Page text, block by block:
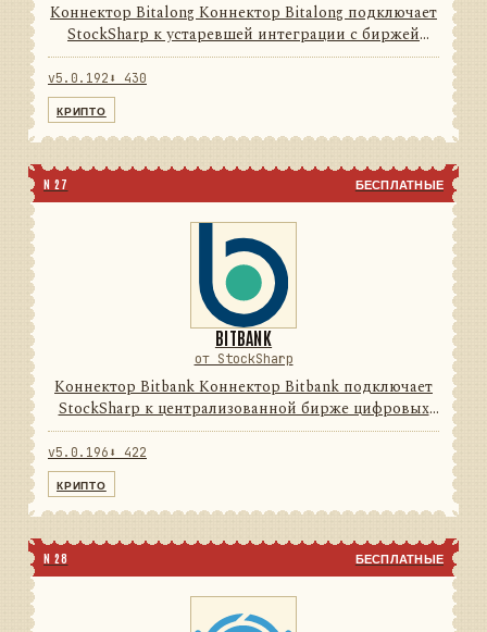
Коннектор Bitalong Коннектор Bitalong подключает
StockSharp к устаревшей интеграции с биржей
цифровых активов. Он переводит данные и
операции провайдера в единую модель сообщений
v5.0.192 ⬇ 430
КРИПТО
N 27 БЕСПЛАТНЫЕ
BITBANK
от StockSharp
Коннектор Bitbank Коннектор Bitbank подключает
StockSharp к централизованной бирже цифровых
активов. Он переводит данные и операции
провайдера в единую модель сообщений
StockSharp, поэтому приложения ...
v5.0.196 ⬇ 422
КРИПТО
N 28 БЕСПЛАТНЫЕ